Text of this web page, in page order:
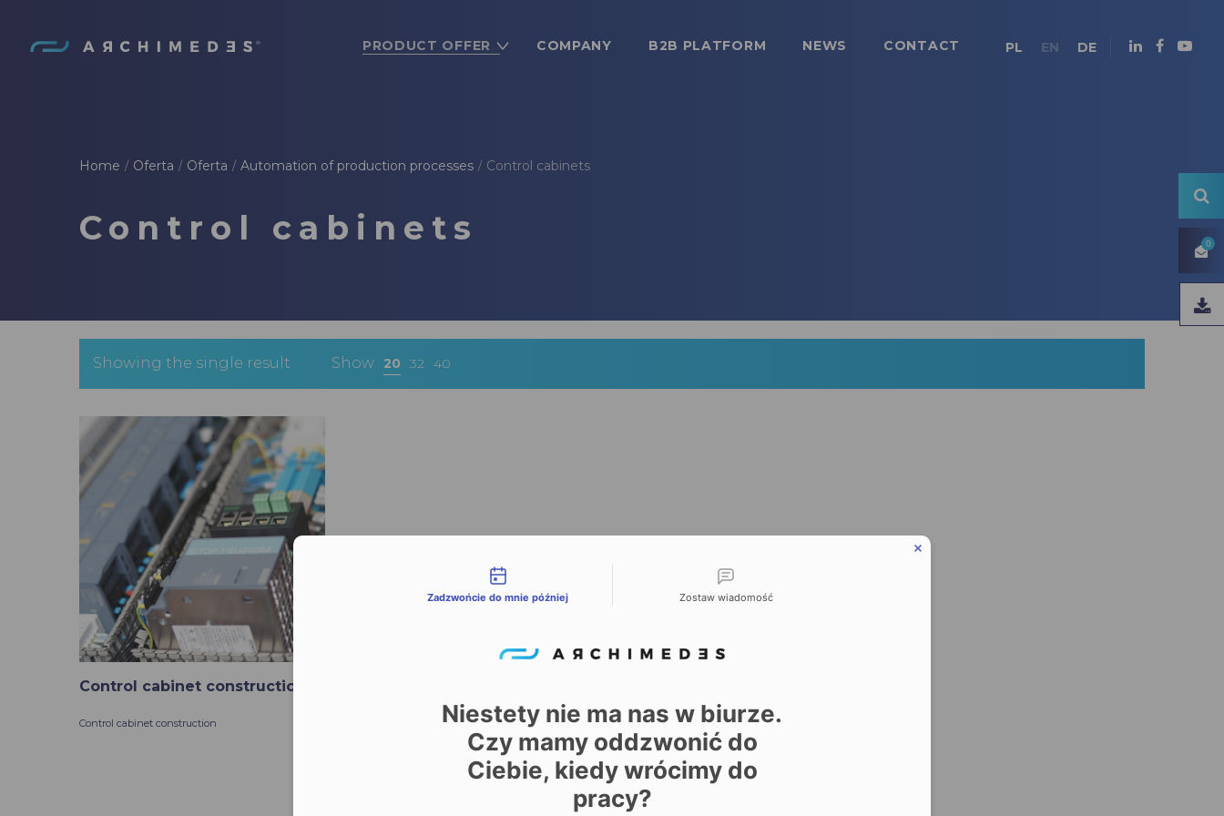
PL EN DE
0
PRODUCT OFFER COMPANY B2B PLATFORM NEWS CONTACT
Home / Oferta / Oferta / Automation of production processes / Control cabinets
Control cabinets
Showing the single result Show 20 32 40
Control cabinet construction
Control cabinet construction
Możliwości kontaktu
Zadzwońcie do mnie później Zostaw wiadomość
Niestety nie ma nas w biurze.
Czy mamy oddzwonić do
Ciebie, kiedy wrócimy do
pracy?